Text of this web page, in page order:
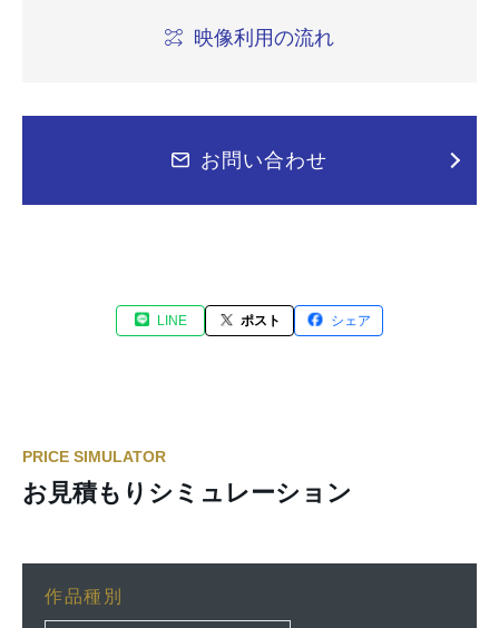
映像利用の流れ
お問い合わせ
LINE ポスト シェア
PRICE SIMULATOR
お見積もりシミュレーション
作品種別